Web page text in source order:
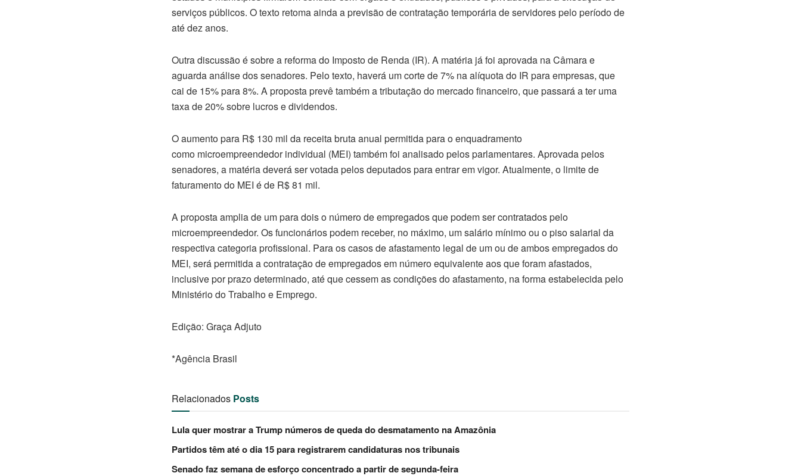
serviços públicos. O texto retoma ainda a previsão de contratação temporária de servidores pelo período de
até dez anos.
Outra discussão é sobre a reforma do Imposto de Renda (IR). A matéria já foi aprovada na Câmara e
aguarda análise dos senadores. Pelo texto, haverá um corte de 7% na alíquota do IR para empresas, que
cai de 15% para 8%. A proposta prevê também a tributação do mercado financeiro, que passará ateruma
taxa de 20% sobre lucros e dividendos.
O aumento para R$ 130 mil da receita bruta anual permitida para o enquadramento
como microempreendedor individual (MEI) também foi analisado pelos parlamentares. Aprovada pelos
senadores, a matéria deverá ser votada pelos deputados para entrar em vigor. Atualmente, o limite de
faturamento do MEI é de R$ 81 mil.
A proposta amplia de um para dois o número de empregados que podem ser contratados pelo
microempreendedor. Os funcionários podem receber, no máximo, um salário mínimo ou o piso salarial da
respectiva categoria profissional. Para os casos de afastamento legal de um ou de ambos empregados do
MEI, será permitida a contratação de empregados em número equivalente aos que foram afastados,
inclusive por prazo determinado, até que cessem as condições do afastamento, na forma estabelecida pelo
Ministério do Trabalho e Emprego.
Edição: Graça Adjuto
*Agência Brasil
Relacionados Posts
Lula quer mostrar a Trump números de queda do desmatamento na Amazônia
Partidos têm até o dia 15 para registrarem candidaturas nos tribunais
Senado faz semana de esforço concentrado a partir de segunda-feira